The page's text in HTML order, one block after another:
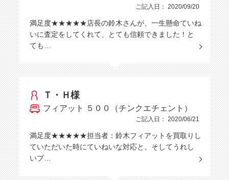
ご記入日： 2020/09/20
満足度★★★★★店長の鈴木さんが、一生懸命ていね
いに査定をしてくれて、とても信頼できました！と
ても…
Ｔ・Ｈ様
フィアット ５００（チンクエチェント）
ご記入日： 2020/06/21
満足度★★★★★担当者：鈴木フィアットを買取りし
ていただいた時にていねいな対応と、そしてうれし
いプ…